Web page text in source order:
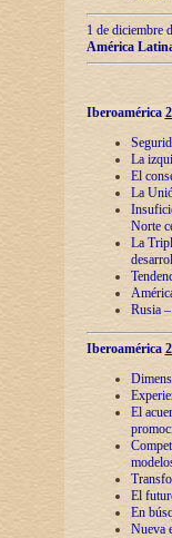
1 de diciembre
América
Iberoamérica
La
El
La
Norte
La
Rusia
Iberoamérica
El
El
En
Nueva